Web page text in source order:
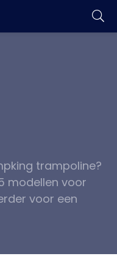
trampoline?
modellen voor
voor een